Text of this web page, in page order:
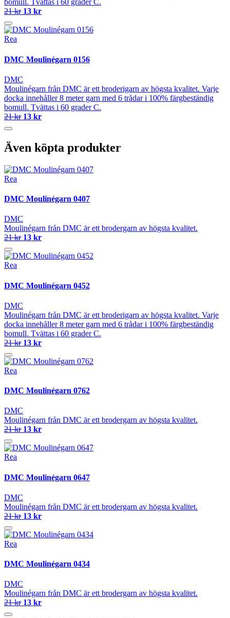
bomull. Tvättas i 60 grader C.
21 kr 13 kr
Rea
DMC Moulinégarn 0156
DMC
Moulinégarn från DMC är ett broderigarn av högsta kvalitet. Varje
docka innehåller 8 meter garn med 6 trådar i 100% färgbeständig
bomull. Tvättas i 60 grader C.
21 kr 13 kr
Även köpta produkter
Rea
DMC Moulinégarn 0407
DMC
Moulinégarn från DMC är ett brodergarn av högsta kvalitet.
21 kr 13 kr
Rea
DMC Moulinégarn 0452
DMC
Moulinégarn från DMC är ett broderigarn av högsta kvalitet. Varje
docka innehåller 8 meter garn med 6 trådar i 100% färgbeständig
bomull. Tvättas i 60 grader C.
21 kr 13 kr
Rea
DMC Moulinégarn 0762
DMC
Moulinégarn från DMC är ett brodergarn av högsta kvalitet.
21 kr 13 kr
Rea
DMC Moulinégarn 0647
DMC
Moulinégarn från DMC är ett brodergarn av högsta kvalitet.
21 kr 13 kr
Rea
DMC Moulinégarn 0434
DMC
Moulinégarn från DMC är ett brodergarn av högsta kvalitet.
21 kr 13 kr